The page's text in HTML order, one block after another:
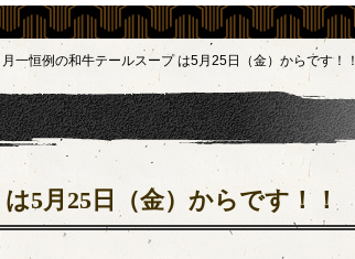
月一恒例の和牛テールスープ は5月25日（金）からです！！
5月25日（金）からです！！